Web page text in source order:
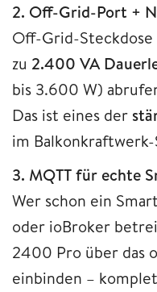
2. Off-Grid-Port +
Off-Grid-Steckdose
zu 2.400 VA
bis 3.600 W)
Das ist eines der
im
3. MQTT für echte
Wer schon ein
oder ioBroker
2400 Pro über das
einbinden –